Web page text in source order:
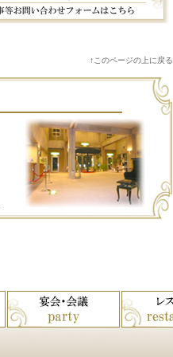
↑このページの上に戻る